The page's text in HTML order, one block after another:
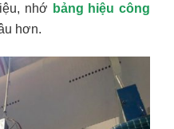
nhớ bảng hiệu công
hơn.